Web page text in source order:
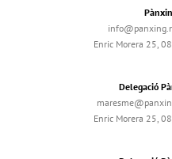
Enric Morera 25,
Delegació
Enric Morera 25,